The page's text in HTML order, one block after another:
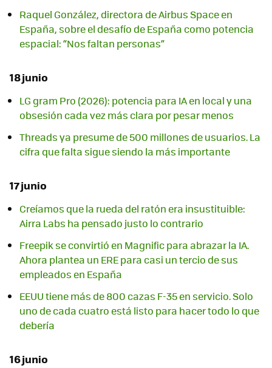
Raquel González, directora de Airbus Space en
España, sobre el desafío de España como potencia
espacial: “Nos faltan personas”
18 junio
LG gram Pro (2026): potencia para IA en local y una
obsesión cada vez más clara por pesar menos
Threads ya presume de 500 millones de usuarios. La
cifra que falta sigue siendo la más importante
17 junio
Creíamos que la rueda del ratón era insustituible:
Airra Labs ha pensado justo lo contrario
Freepik se convirtió en Magnific para abrazar la IA.
Ahora plantea un ERE para casi un tercio de sus
empleados en España
EEUU tiene más de 800 cazas F-35 en servicio. Solo
uno de cada cuatro está listo para hacer todo lo que
debería
16 junio